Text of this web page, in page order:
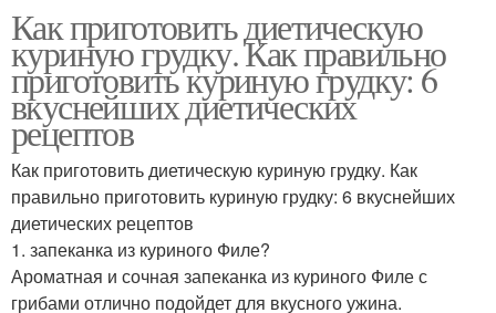
Как приготовить диетическую
куриную грудку. Как правильно
приготовить куриную грудку: 6
вкуснейших диетических
рецептов
Как приготовить диетическую куриную грудку. Как
правильно приготовить куриную грудку: 6 вкуснейших
диетических рецептов
1. запеканка из куриного Филе?
Ароматная и сочная запеканка из куриного Филе с
грибами отлично подойдет для вкусного ужина.